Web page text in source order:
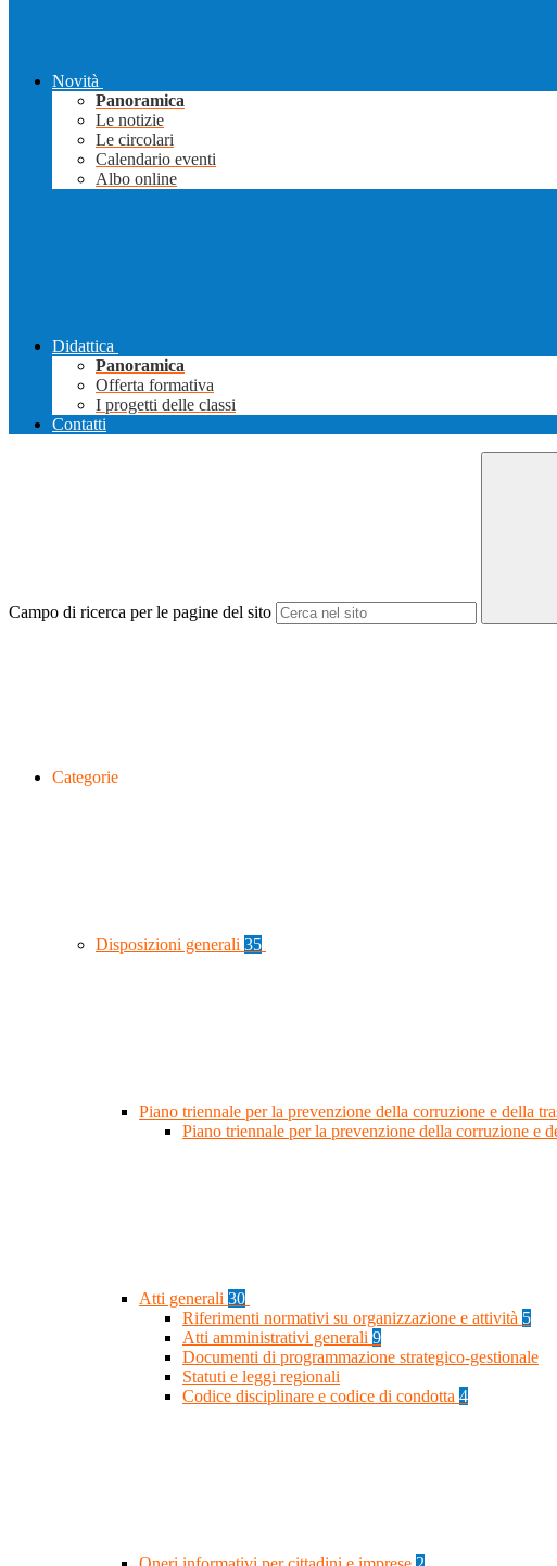
Novità
Panoramica
Le notizie
Le circolari
Calendario eventi
Albo online
Didattica
Panoramica
Offerta formativa
I progetti delle classi
Contatti
Campo di ricerca per le pagine del sito
Categorie
Disposizioni generali 35
Piano triennale per la prevenzione della corruzione e della
Piano triennale per la prevenzione della corruzione e
Atti generali 30
Riferimenti normativi su organizzazione e attività 5
Atti amministrativi generali 9
Documenti di programmazione strategico-gestionale
Statuti e leggi regionali
Codice disciplinare e codice di condotta 4